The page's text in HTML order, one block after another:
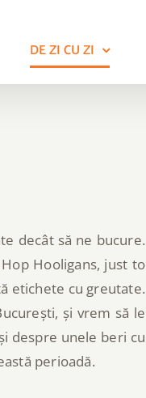
DE ZI CU ZI
decât să ne bucure.
Hooligans, just to
etichete cu greutate.
și vrem să le
despre unele beri cu
perioadă.